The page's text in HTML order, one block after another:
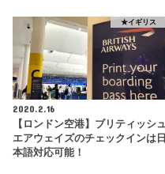
★イギリス
2020.2.16
【ロンドン空港】ブリティッシュ
エアウェイズのチェックインは日
本語対応可能！